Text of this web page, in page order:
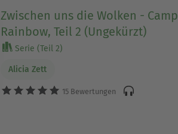
Zwischen uns die Wolken - Camp
Rainbow, Teil 2 (Ungekürzt)
Serie (Teil 2)
Alicia Zett
15 Bewertungen